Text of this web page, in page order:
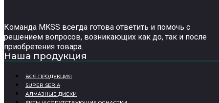
Команда MKSS всегда готова ответить и помочь с
решением вопросов, возникающих как до, так и после
приобретения товара.
Наша продукция
ВСЯ ПРОДУКЦИЯ
SUPER SERIA
АЛМАЗНЫЕ ДИСКИ